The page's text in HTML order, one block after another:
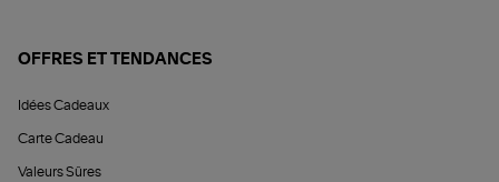
OFFRES ET TENDANCES
Idées Cadeaux
Carte Cadeau
Valeurs Sûres